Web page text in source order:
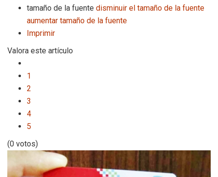
tamaño de la fuente disminuir el tamaño de la fuente
aumentar tamaño de la fuente
Imprimir
Valora este artículo
1
2
3
4
5
(0 votos)